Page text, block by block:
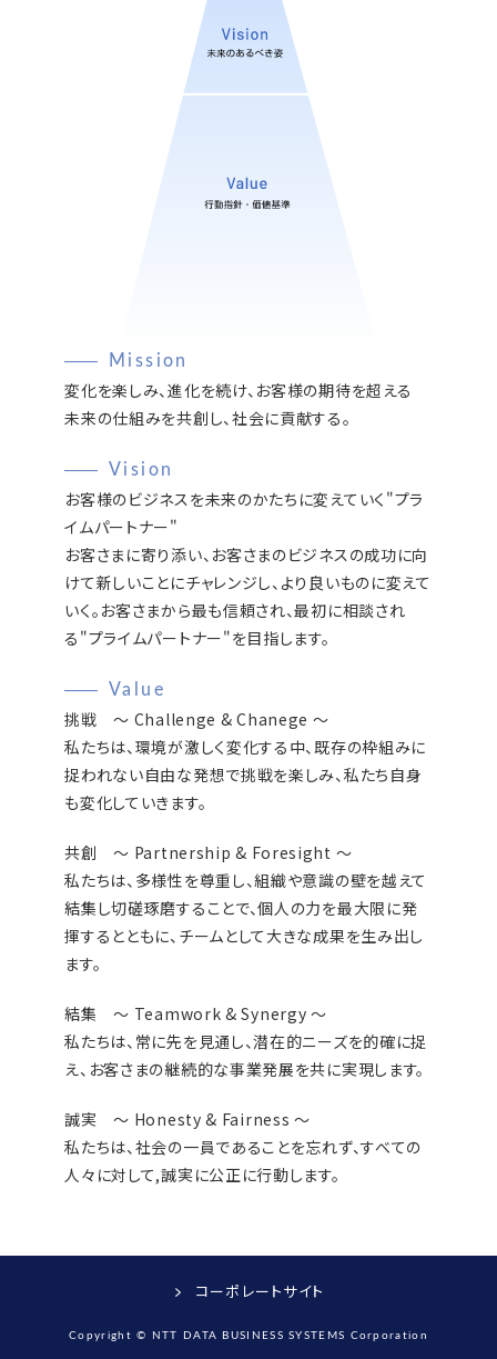
Mission
変化を楽しみ、進化を続け、お客様の期待を超える
未来の仕組みを共創し、社会に貢献する。
Vision
お客様のビジネスを未来のかたちに変えていく"プラ
イムパートナー"
お客さまに寄り添い、お客さまのビジネスの成功に向
けて新しいことにチャレンジし、より良いものに変えて
いく。お客さまから最も信頼され、最初に相談され
る"プライムパートナー"を目指します。
Value
挑戦 〜 Challenge & Chanege 〜
私たちは、環境が激しく変化する中、既存の枠組みに
捉われない自由な発想で挑戦を楽しみ、私たち自身
も変化していきます。
共創 〜 Partnership & Foresight 〜
私たちは、多様性を尊重し、組織や意識の壁を越えて
結集し切磋琢磨することで、個人の力を最大限に発
揮するとともに、チームとして大きな成果を生み出し
ます。
結集 〜 Teamwork & Synergy 〜
私たちは、常に先を見通し、潜在的ニーズを的確に捉
え、お客さまの継続的な事業発展を共に実現します。
誠実 〜 Honesty & Fairness 〜
私たちは、社会の一員であることを忘れず、すべての
人々に対して,誠実に公正に行動します。
コーポレートサイト
Copyright © NTT DATA BUSINESS SYSTEMS Corporation